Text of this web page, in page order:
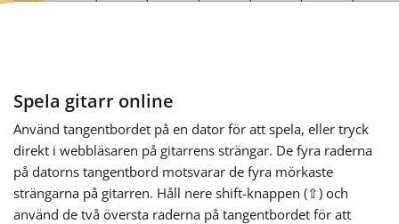
한국어
हिन्दी
Italiano
Spela gitarr online
Använd tangentbordet på en dator för att spela, eller tryck
direkt i webbläsaren på gitarrens strängar. De fyra raderna
på datorns tangentbord motsvarar de fyra mörkaste
strängarna på gitarren. Håll nere shift-knappen (⇧) och
använd de två översta raderna på tangentbordet för att